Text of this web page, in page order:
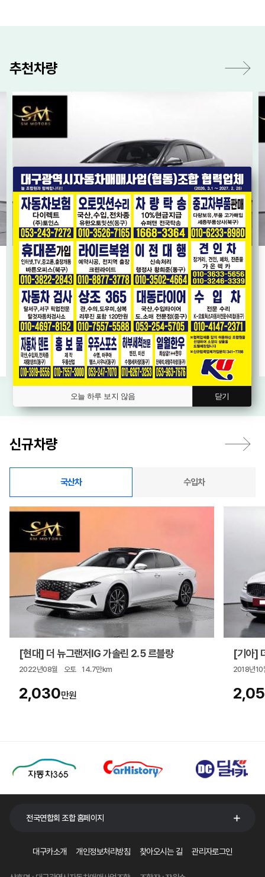
오늘 하루 보지 않음 닫기
추천차량
[현대] LF쏘나타 뉴라이즈 LPi 렌터카 모던
* 단순교환 * 가성비 좋은 LPG 모델 * 내비게이션,후방카메라 *
2018년08월
8.1만km
오토
1,100만원
신규차량
국산차 수입차
[현대] 더 뉴그랜저IG 가솔린 2.5 르블랑
2022년08월 오토 14.7만km
2,030만원
[기아]
2018년10
전국연합회 조합 홈페이지
대구카소개 개인정보처리방침 찾아오시는 길 관리자로그인